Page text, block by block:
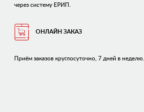
через систему ЕРИП.
ОНЛАЙН ЗАКАЗ
Приём заказов круглосуточно, 7 дней в неделю.